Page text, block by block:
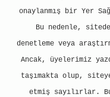
onaylanmış bir Yer
Bu nedenle,
denetleme veya
Ancak, üyelerimiz
taşımakta olup,
etmiş sayılırlar.